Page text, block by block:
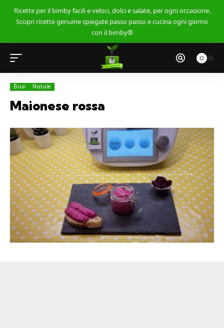
Ricette per il bimby facili e veloci, dolci e salate, per ogni occasione.
Scopri ricette genuine spiegate passo passo e cucina ogni giorno
con il bimby®
Basi Natale
Maionese rossa